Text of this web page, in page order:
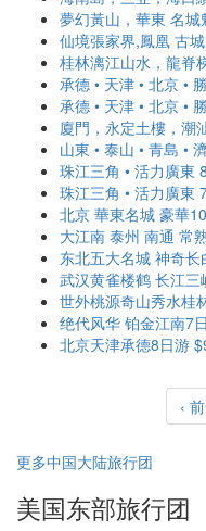
夢幻黃山，華東 名
仙境張家界,鳳凰 古
桂林漓江山水，龍脊
承德 • 天津 • 北京 •
承德 • 天津 • 北京 •
廈門，永定土樓，潮
山東 • 泰山 • 青島 •
珠江三角 • 活力廣東
珠江三角 • 活力廣東
北京 華東名城 豪華
大江南 泰州 南通 常
东北五大名城 神奇
武汉黄雀楼鹤 长江
世外桃源奇山秀水桂
绝代风华 铂金江南7
北京天津承德8日游
‹
更多中国大陆旅行团
美国东部旅行团